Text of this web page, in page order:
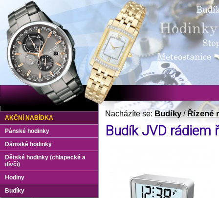
Nacházíte se:Budíky/Řízené
Budík JVD rádiem
AKČNÍ NABÍDKA
Pánské hodinky
Dámské hodinky
Dětské hodinky (chlapecké a
dívčí)
Hodiny
Budíky